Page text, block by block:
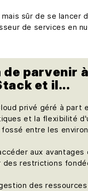
sûr de se lancer
de services en
de parvenir
et il...
privé géré à part
et la flexibilité
entre les
aux
des restrictions
des